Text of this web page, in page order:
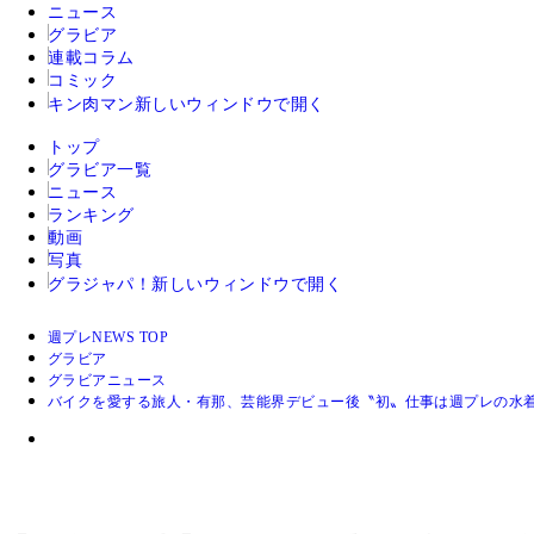
ニュース
グラビア
連載コラム
コミック
キン肉マン 新しいウィンドウで開く
トップ
グラビア一覧
ニュース
ランキング
動画
写真
グラジャパ！ 新しいウィンドウで開く
週プレNEWS TOP
グラビア
グラビアニュース
バイクを愛する旅人・有那、芸能界デビュー後〝初〟仕事は週プレの水